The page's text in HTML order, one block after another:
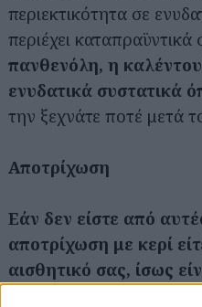
περιεκτικότητα σε
περιέχει
πανθενόλη, η
ενυδατικά συστατικά
την ξεχνάτε ποτέ μετά
Αποτρίχωση
Εάν δεν είστε από
αποτρίχωση με κερί
αισθητικό σας, ίσως